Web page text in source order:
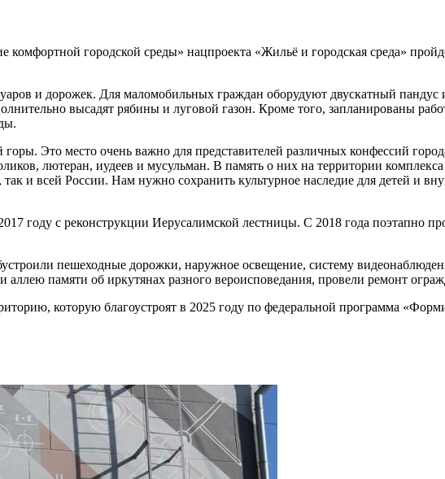
городской среды» нацпроекта «Жильё и городская среда»
и дорожек. Для маломобильных граждан оборудуют двускатный
высадят рябины и луговой газон. Кроме того, запланированы
Это место очень важно для представителей различных конфессий
лютеран, иудеев и мусульман. В память о них на территории
и всей России. Нам нужно сохранить культурное наследие для детей и
году с реконструкции Иерусалимской лестницы. С 2018 года поэтапно
пешеходные дорожки, наружное освещение, систему
памяти об иркутянах разного вероисповедания, провели ремонт
которую благоустроят в 2025 году по федеральной программа